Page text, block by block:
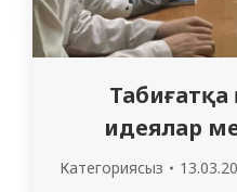
идеялар
Категориясыз